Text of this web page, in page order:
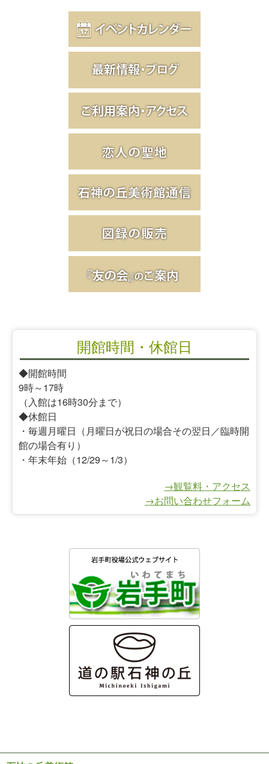
開館時間・休館日
◆開館時間
9時～17時
（入館は16時30分まで）
◆休館日
・毎週月曜日（月曜日が祝日の場合その翌日／臨時開
館の場合有り）
・年末年始（12/29～1/3）
→観覧料・アクセス
→お問い合わせフォーム